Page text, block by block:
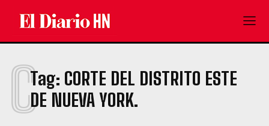
Tag: CORTE DEL DISTRITO ESTE
DE NUEVA YORK.
C